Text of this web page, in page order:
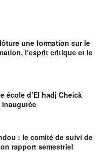
une formation sur le
l’esprit critique et le
école d’El hadj Cheick
inaugurée
: le comité de suivi de
rapport semestriel